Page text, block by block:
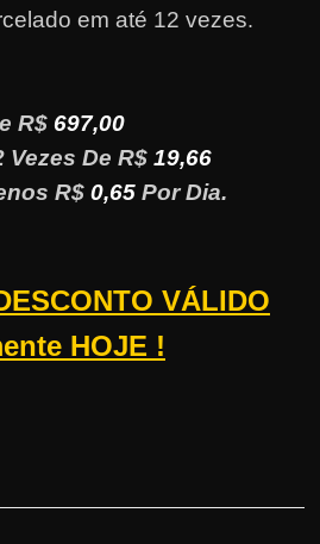
em até 12 vezes.
R$ 697,00
Vezes De R$ 19,66
R$ 0,65Por Dia.
VÁLIDO
HOJE !